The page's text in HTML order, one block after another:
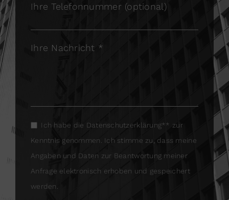
Ihre Telefonnummer (optional)
Ihre Nachricht *
Ich habe die Datenschutzerklärung** zur
Kenntnis genommen. Ich stimme zu, dass meine
Angaben und Daten zur Beantwortung meiner
Anfrage elektronisch erhoben und gespeichert
werden.